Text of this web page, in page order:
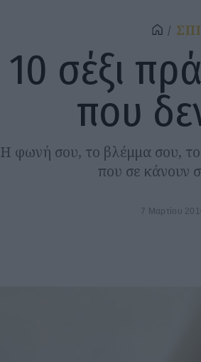
10 σέξι
που
Η φωνή σου, το βλέμμα σου,
που σε κάνουν
7 Μαρτίου